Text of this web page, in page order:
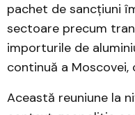
pachet de sancțiuni
sectoare precum
importurile de
continuă a Moscovei,
Această reuniune la